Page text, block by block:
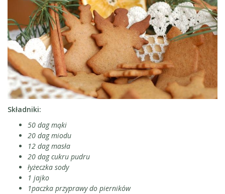
Składniki:
50 dag mąki
20 dag miodu
12 dag masła
20 dag cukru pudru
łyżeczka sody
1 jajko
1paczka przyprawy do pierników